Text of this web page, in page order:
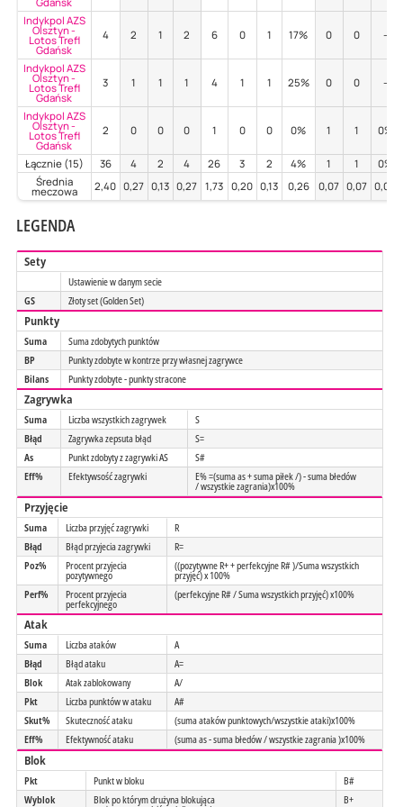
Indykpol AZS
Olsztyn -
Lotos Trefl
Gdańsk
4 2 1 2 6 0 1 17% 0 0 -
Indykpol AZS
Olsztyn -
Lotos Trefl
Gdańsk
3 1 1 1 4 1 1 25% 0 0 -
Indykpol AZS
Olsztyn -
Lotos Trefl
Gdańsk
2 0 0 0 1 0 0 0% 1 1 0%
Łącznie (15) 36 4 2 4 26 3 2 4% 1 1
0%
Średnia
meczowa 2,40 0,27 0,13 0,27 1,73 0,20 0,13 0,26 0,07 0,07 0,00
LEGENDA
Sety
Ustawienie w danym secie
GS
Złoty set (Golden Set)
Punkty
Suma
Suma zdobytych punktów
BP
Punkty zdobyte w kontrze przy własnej zagrywce
Bilans
Punkty zdobyte - punkty stracone
Zagrywka
Suma Liczba wszystkich zagrywek
S
Błąd
Zagrywka zepsuta błąd
S=
As
Punkt zdobyty z zagrywki AS
S#
Eff%
Efektywsość zagrywki E% =(suma as + suma piłek /) - suma błedów
/ wszystkie zagrania)x100%
Przyjęcie
Suma Liczba przyjęć zagrywki
R
Błąd
Błąd przyjecia zagrywki
R=
Poz%
Procent przyjecia
pozytywnego
((pozytywne R+ + perfekcyjne R# )/Suma wszystkich
przyjęć) x 100%
Perf%
Procent przyjecia
perfekcyjnego
(perfekcyjne R# / Suma wszystkich przyjęć) x100%
Atak
Suma Liczba ataków
A
Błąd
Błąd ataku
A=
Blok
Atak zablokowany
A/
Pkt
Liczba punktów w ataku
A#
Skut%
Skuteczność ataku
(suma ataków punktowych/wszystkie ataki)x100%
Eff%
Efektywność ataku (suma as - suma błedów / wszystkie zagrania )x100%
Blok
Pkt Punkt w bloku
B#
Wyblok
Blok po którym drużyna blokująca B+